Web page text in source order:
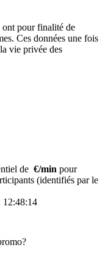
pour finalité de
Ces données une fois
vie privée des
de €/min pour
(identifiés par le
12:48:14